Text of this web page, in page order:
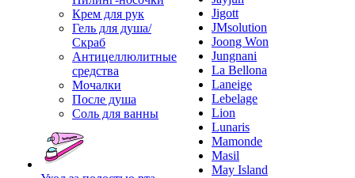
Крем для рук
Гель для душа/
Скраб
Антицеллюлитные
средства
Мочалки
После душа
Соль для ванны
Jigott
JMsolution
Joong Won
Jungnani
La Bellona
Laneige
Lebelage
Lion
Lunaris
Mamonde
Masil
May Island